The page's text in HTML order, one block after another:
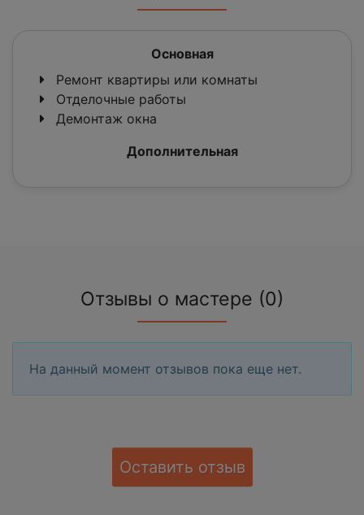
Основная
Ремонт квартиры или комнаты
Отделочные работы
Демонтаж окна
Дополнительная
Отзывы о мастере (0)
На данный момент отзывов пока еще нет.
Оставить отзыв